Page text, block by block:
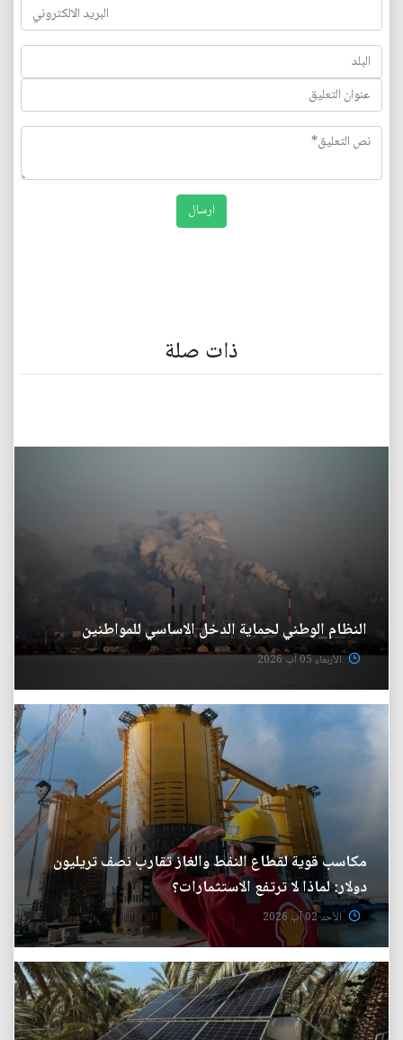
ذات صلة
النظام الوطني لحماية الدخل الاساسي للمواطنين
الأربعاء 05 آب 2026
مكاسب قوية لقطاع النفط والغاز تقارب نصف تريليون
دولار: لماذا لا ترتفع الاستثمارات؟
الأحد 02 آب 2026